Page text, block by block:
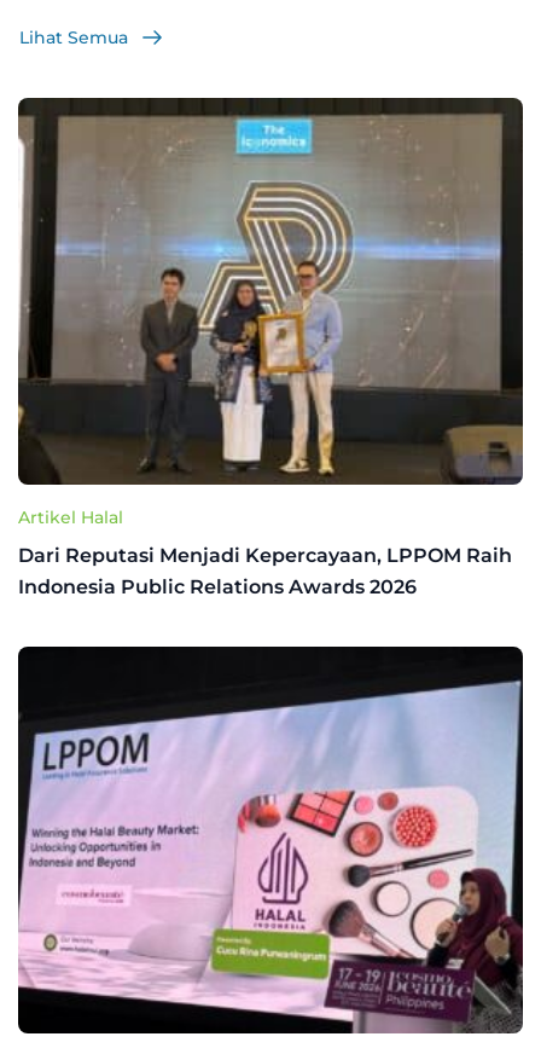
Lihat Semua
Artikel Halal
Dari Reputasi Menjadi Kepercayaan, LPPOM Raih
Indonesia Public Relations Awards 2026